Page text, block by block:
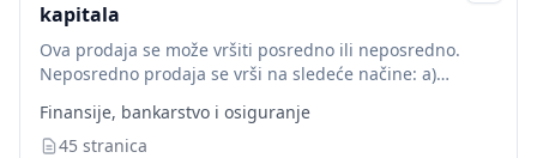
kapitala
Ova prodaja se može vršiti posredno ili neposredno.
Neposredno prodaja se vrši na sledeće načine: a)
ovlašćenih banaka i rezidenata; c) između ovlašćenih...
Finansije, bankarstvo i osiguranje
45 stranica